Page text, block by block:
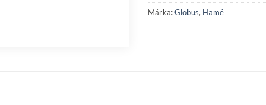
Márka:Globus, Hamé